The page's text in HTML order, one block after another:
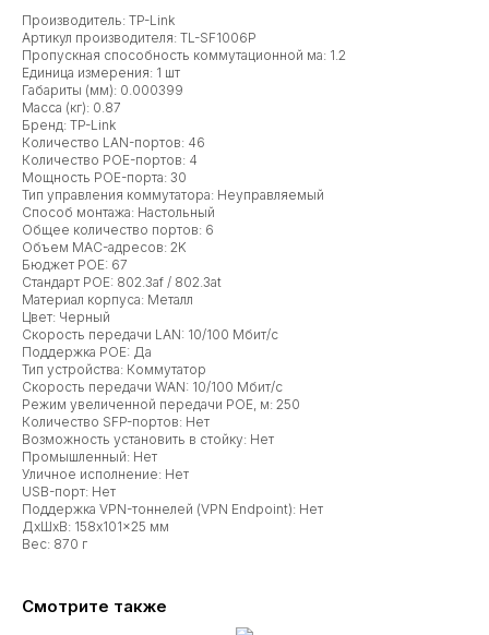
Производитель: TP-Link
Артикул производителя: TL-SF1006P
Пропускная способность коммутационной ма: 1.2
Единица измерения: 1 шт
Габариты (мм): 0.000399
Масса (кг): 0.87
Бренд: TP-Link
Количество LAN-портов: 46
Количество POE-портов: 4
Мощность POE-порта: 30
Тип управления коммутатора: Неуправляемый
Способ монтажа: Настольный
Общее количество портов: 6
Объем MAC-адресов: 2K
Бюджет POE: 67
Стандарт POE: 802.3af / 802.3at
Материал корпуса: Металл
Цвет: Черный
Скорость передачи LAN: 10/100 Мбит/с
Поддержка POE: Да
Тип устройства: Коммутатор
Скорость передачи WAN: 10/100 Мбит/с
Режим увеличенной передачи POE, м: 250
Количество SFP-портов: Нет
Возможность установить в стойку: Нет
Промышленный: Нет
Уличное исполнение: Нет
USB-порт: Нет
Поддержка VPN-тоннелей (VPN Endpoint): Нет
ДxШxВ: 158x101x25 мм
Вес: 870 г
Смотрите также